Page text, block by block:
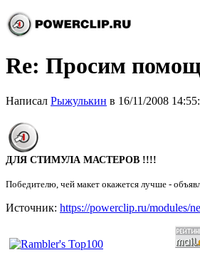
Re: Просим
Написал Рыжулькин в 16/11/2008
ДЛЯ СТИМУЛА МАСТЕРОВ !!!!
Победителю, чей макет окажется лучше -
Источник: https://powerclip.ru/modules/